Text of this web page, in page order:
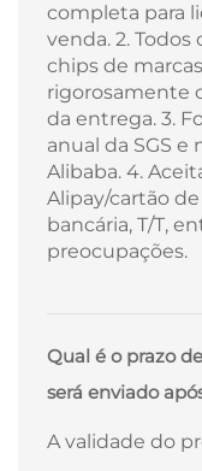
completa para
venda. 2.
chips de
rigorosamente
da entrega. 3.
anual da SGS e
Alibaba. 4.
Alipay/cartão
bancária, T/T,
preocupações.
Qual é o prazo
será enviado
A validade do